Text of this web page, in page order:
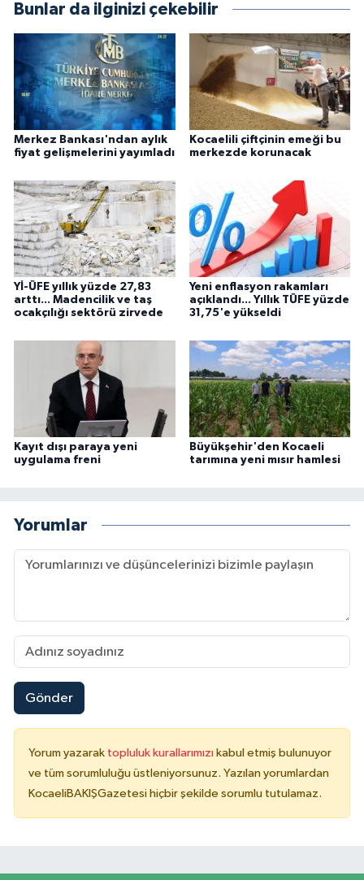
Bunlar da ilginizi çekebilir
Merkez Bankası'ndan aylık
fiyat gelişmelerini yayımladı
Kocaelili çiftçinin emeği bu
merkezde korunacak
Yİ-ÜFE yıllık yüzde 27,83
arttı... Madencilik ve taş
ocakçılığı sektörü zirvede
Yeni enflasyon rakamları
açıklandı... Yıllık TÜFE yüzde
31,75'e yükseldi
Kayıt dışı paraya yeni
uygulama freni
Büyükşehir'den Kocaeli
tarımına yeni mısır hamlesi
Yorumlar
Gönder
Yorum yazarak topluluk kurallarımızı kabul etmiş bulunuyor
ve tüm sorumluluğu üstleniyorsunuz. Yazılan yorumlardan
KocaeliBAKIŞGazetesi hiçbir şekilde sorumlu tutulamaz.